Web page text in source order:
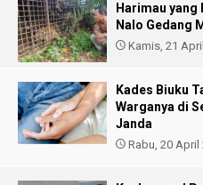
Harimau yang
Nalo Gedang
Kamis, 21
Kades Biuku
Warganya di
Janda
Rabu, 20 April